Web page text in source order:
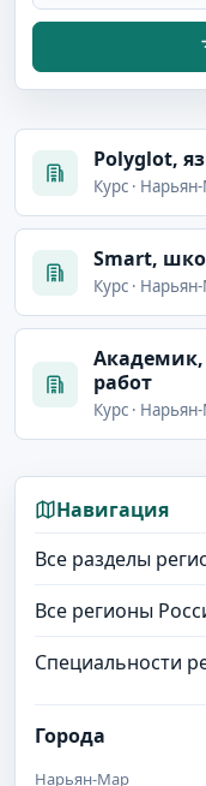
Polyglot,
Курс ·
Smart,
Курс ·
Академик,
работ
Курс ·
Навигация
Все разделы
Все регионы
Специальности
Города
Нарьян-Мар